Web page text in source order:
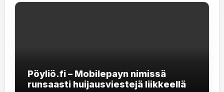
Pöyliö.fi – Mobilepayn nimissä
runsaasti huijausviestejä liikkeellä